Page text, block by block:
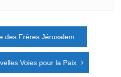
des Frères Jérusalem
Voies pour la Paix